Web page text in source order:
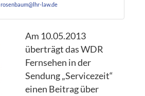
rosenbaum@lhr-law.de
Am 10.05.2013
überträgt das WDR
Fernsehen in der
Sendung „Servicezeit“
einen Beitrag über